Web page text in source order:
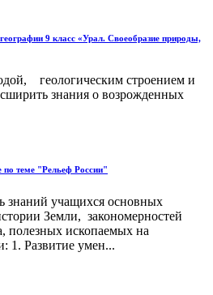
9 класс «Урал. Своеобразие природы,
геологическим строением и
знания о возрожденных
по теме "Рельеф России"
знаний учащихся основных
Земли, закономерностей
полезных ископаемых на
1. Развитие умен...